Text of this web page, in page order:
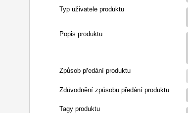
Typ uživatele produktu
Popis produktu
Způsob předání produktu
Zdůvodnění způsobu předání produktu
Tagy produktu